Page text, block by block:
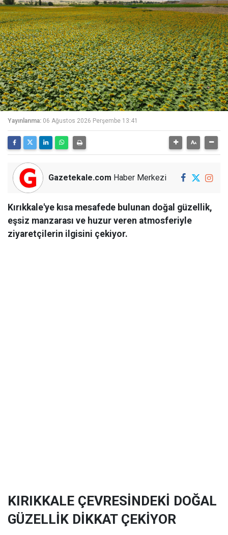
Yayınlanma: 06 Ağustos 2026 Perşembe 13:41
Gazetekale.com Haber Merkezi
Kırıkkale'ye kısa mesafede bulunan doğal güzellik,
eşsiz manzarası ve huzur veren atmosferiyle
ziyaretçilerin ilgisini çekiyor.
KIRIKKALE ÇEVRESİNDEKİ DOĞAL
GÜZELLİK DİKKAT ÇEKİYOR